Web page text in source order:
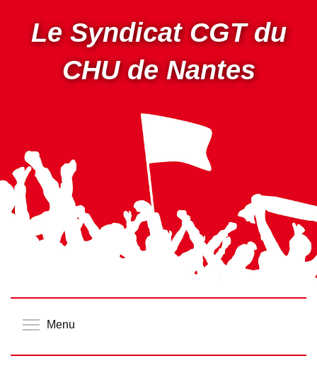
contenuLe Syndicat CGT du
CHU de Nantes
Menu